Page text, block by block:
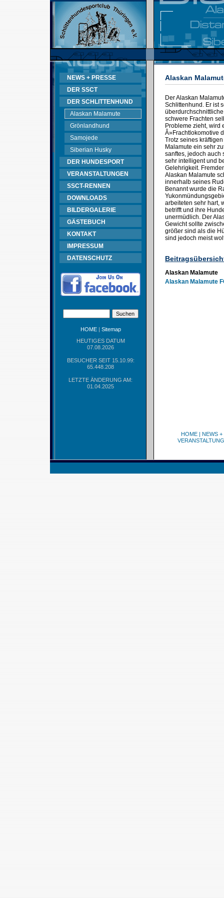
NEWS + PRESSE
DER SSCT
DER SCHLITTENHUND
Alaskan Malamute
Grönlandhund
Samojede
Siberian Husky
DER HUNDESPORT
VERANSTALTUNGEN
SSCT-RENNEN
DOWNLOADS
BILDERGALERIE
GÄSTEBUCH
KONTAKT
IMPRESSUM
DATENSCHUTZ
HOME| Sitemap
HEUTIGES DATUM
07.08.2026
BESUCHER SEIT 15.10.99:
65.448.208
LETZTE ÄNDERUNG AM:
01.04.2025
Alaskan
Der Alaskan
Schlittenhund. Er ist
schwere Frachten
Probleme zieht, wird
Â»Frachtlokomotive
Trotz seines
Malamute ein sehr
sanftes, jedoch auch
sehr intelligent und
Gelehrigkeit.
Alaskan Malamute
innerhalb seines
Benannt wurde die
arbeiteten sehr hart,
betrifft und ihre
unermüdlich. Der
Gewicht sollte
größer sind als die
sind jedoch meist
Alaskan Malamute
Alaskan Malamute
HOME | NEWS +